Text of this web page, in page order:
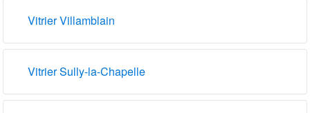
Vitrier Villamblain
Vitrier Sully-la-Chapelle